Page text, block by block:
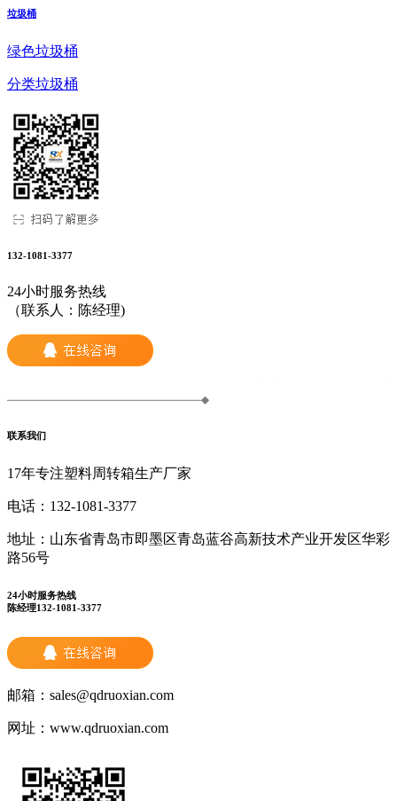
垃圾桶
绿色垃圾桶
分类垃圾桶
132-1081-3377
24小时服务热线
（联系人：陈经理)
联系我们
17年专注塑料周转箱生产厂家
电话： 132-1081-3377
地址： 山东省青岛市即墨区青岛蓝谷高新技术产业开发区华彩
路56号
24小时服务热线
陈经理132-1081-3377
邮箱： sales@qdruoxian.com
网址： www.qdruoxian.com